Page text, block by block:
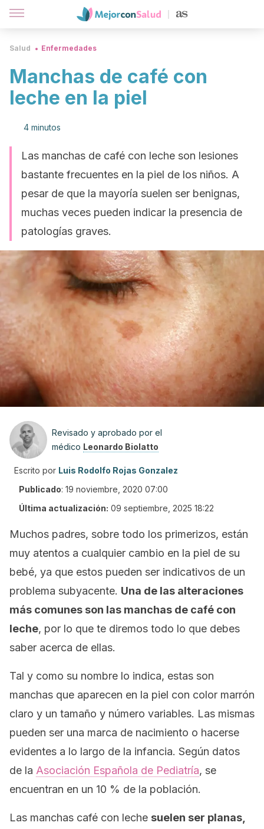
Salud Enfermedades
Manchas de café con
leche en la piel
4 minutos
Las manchas de café con leche son lesiones
bastante frecuentes en la piel de los niños. A
pesar de que la mayoría suelen ser benignas,
muchas veces pueden indicar la presencia de
patologías graves.
Revisado y aprobado por el
médico Leonardo Biolatto
Escrito por Luis Rodolfo Rojas Gonzalez
Publicado: 19 noviembre, 2020 07:00
Última actualización: 09 septiembre, 2025 18:22
Muchos padres, sobre todo los primerizos, están
muy atentos a cualquier cambio en la piel de su
bebé, ya que estos pueden ser indicativos de un
problema subyacente. Una de las alteraciones
más comunes son las manchas de café con
leche, por lo que te diremos todo lo que debes
saber acerca de ellas.
Tal y como su nombre lo indica, estas son
manchas que aparecen en la piel con color marrón
claro y un tamaño y número variables. Las mismas
pueden ser una marca de nacimiento o hacerse
evidentes a lo largo de la infancia. Según datos
de la Asociación Española de Pediatría, se
encuentran en un 10 % de la población.
Las manchas café con leche suelen ser planas,